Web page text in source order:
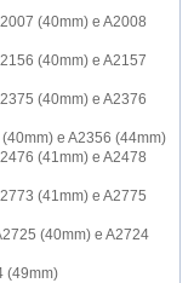
(40mm) e A2008
(40mm) e A2157
(40mm) e A2376
e A2356 (44mm)
(41mm) e A2478
(41mm) e A2775
(40mm) e A2724
(49mm)